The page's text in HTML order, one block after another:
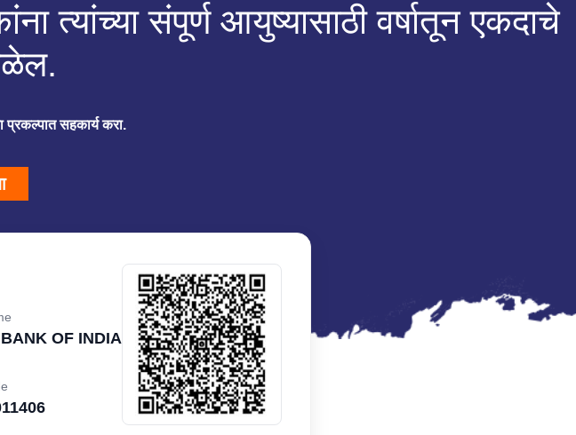
त्यांच्या संपूर्ण आयुष्यासाठी वर्षातून एकदाचे
प्रकल्पात सहकार्य करा.
OF INDIA